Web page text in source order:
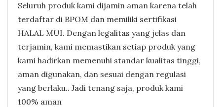
Seluruh produk kami dijamin aman karena telah
terdaftar di BPOM dan memiliki sertifikasi
HALAL MUI. Dengan legalitas yang jelas dan
terjamin, kami memastikan setiap produk yang
kami hadirkan memenuhi standar kualitas tinggi,
aman digunakan, dan sesuai dengan regulasi
yang berlaku.. Jadi tenang saja, produk kami
100% aman